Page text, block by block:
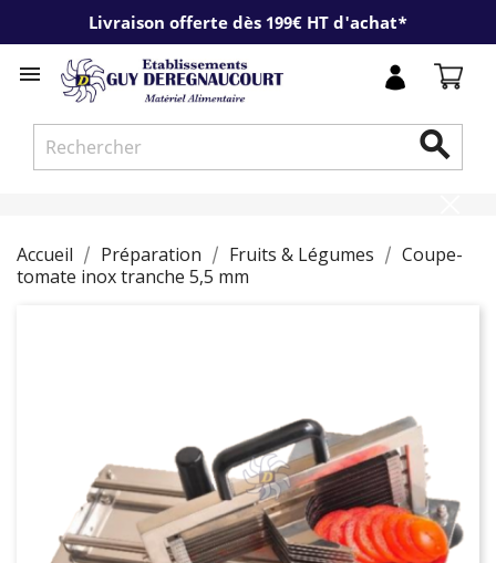
Livraison offerte dès 199€ HT d'achat*


Accueil Préparation Fruits & Légumes
Coupe-
tomate inox tranche 5,5 mm